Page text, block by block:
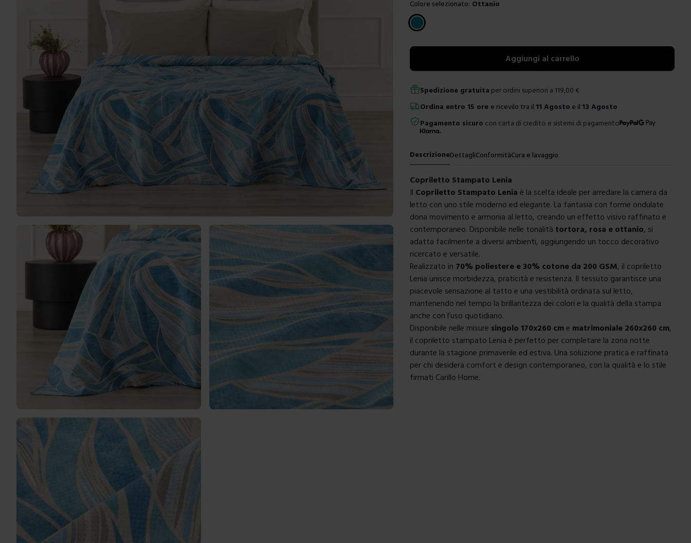
Colore selezionato: Ottanio
Scegli un colore
Aggiungi al carrello
Spedizione gratuita per ordini superiori a 119,00 €
Ordina entro15 ore e ricevilo tra il11 Agosto e il 13 Agosto
Pagamento sicuro con carta di credito e sistemi di pagamento
DescrizioneDettagliConformitàCura e lavaggio
Copriletto Stampato Lenia
Il Copriletto Stampato Lenia è la scelta ideale per arredare la camera da
letto con uno stile moderno ed elegante. La fantasia con forme ondulate
dona movimento e armonia al letto, creando un effetto visivo raffinato e
contemporaneo. Disponibile nelle tonalità tortora, rosa e ottanio, si
adatta facilmente a diversi ambienti, aggiungendo un tocco decorativo
ricercato e versatile.
Realizzato in 70% poliestere e 30% cotone da 200 GSM, il copriletto
Lenia unisce morbidezza, praticità e resistenza. Il tessuto garantisce una
piacevole sensazione al tatto e una vestibilità ordinata sul letto,
mantenendo nel tempo la brillantezza dei colori e la qualità della stampa
anche con l’uso quotidiano.
Disponibile nelle misure singolo 170x260 cme matrimoniale 260x260 cm,
il copriletto stampato Lenia è perfetto per completare la zona notte
durante la stagione primaverile ed estiva. Una soluzione pratica e raffinata
per chi desidera comfort e design contemporaneo, con la qualità e lo stile
firmati Carillo Home.